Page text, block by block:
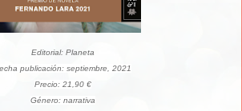
Editorial: Planeta
publicación: septiembre, 2021
Precio: 21,90 €
Género: narrativa